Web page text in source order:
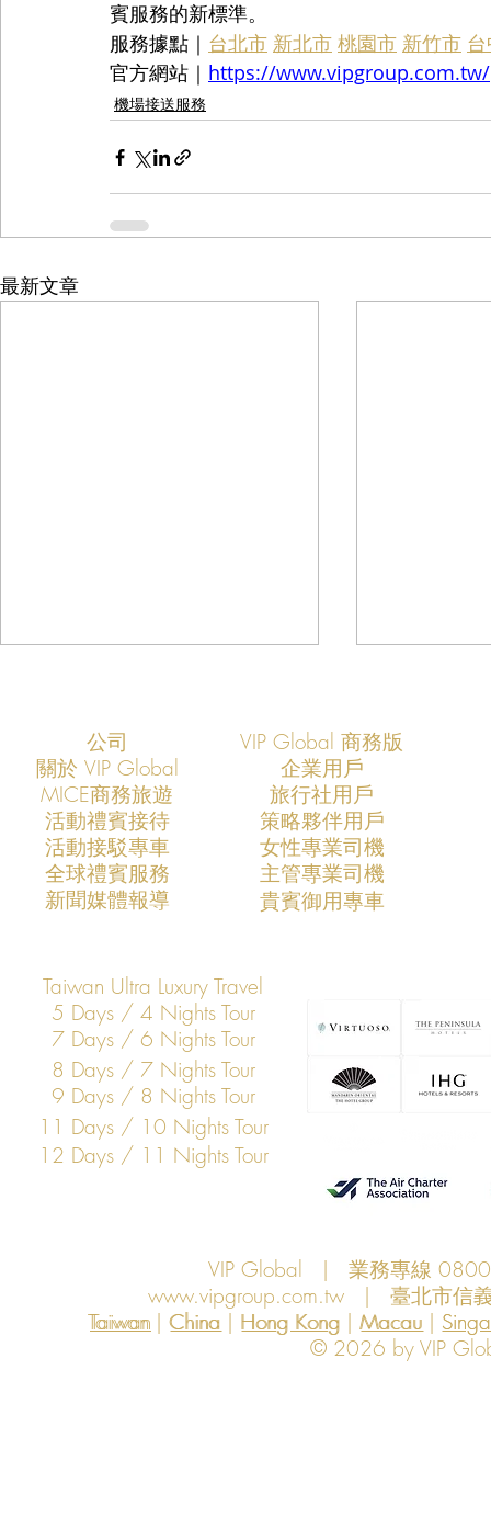
賓服務的新標準。
服務據點｜ 台北市 新北市 桃園市 新竹市
官方網站｜ https://www.vipgroup.com.tw/
機場接送服務
最新文章
VIP Global：打造台灣最專業的
機場接送服務體系
VIP Global
企業營運風
公司
VIP Global 商務版
關於 VIP Global
企業用戶
​MICE商務旅遊
旅行社用戶
​活動禮賓接待
策略夥伴用戶
活動接駁專車
​全球禮賓服務
​新聞媒體報導
​女性專業司機
​主管專業司機
​貴賓御用專車
Taiwan Ultra Luxury Travel
5 Days / 4 Nights Tour
7 Days / 6 Nights Tour
8 Days / 7 Nights Tour
9 Days / 8 Nights Tour
11 Days / 10 Nights Tour
12 Days / 11 Nights Tour
VIP Global | 業務專線
www.vipgroup.com.tw | 臺北市信
Taiwan | China | Hong Kong | Macau |
Hong Kong
China Macau
Taiwan
© 2026 by VIP